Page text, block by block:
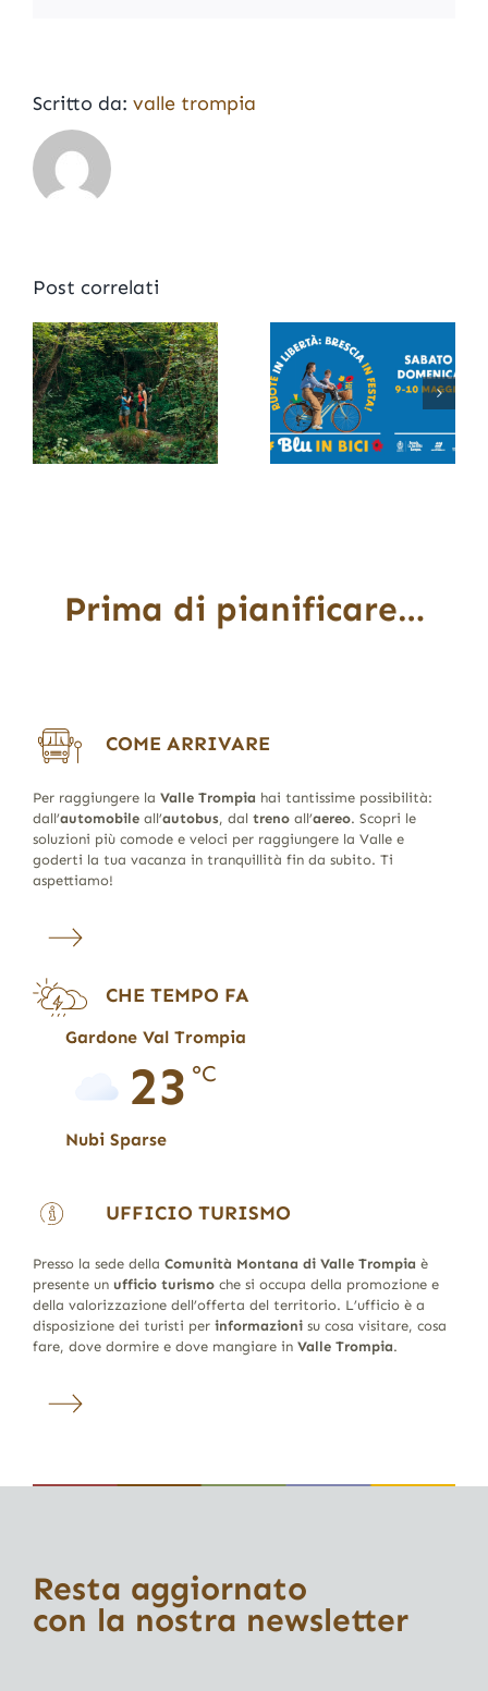
Scritto da: valle trompia
Post correlati
Prima di pianificare…
COME ARRIVARE
Per raggiungere la Valle Trompia hai tantissime possibilità:
dall’automobileall’autobus, dal trenoall’aereo. Scopri le
soluzioni più comode e veloci per raggiungere la Valle e
goderti la tua vacanza in tranquillità fin da subito. Ti
aspettiamo!
CHE TEMPO FA
Gardone Val Trompia
23 °C
Nubi Sparse
UFFICIO TURISMO
Presso la sede della Comunità Montana di Valle Trompia è
presente un ufficio turismoche si occupa della promozione e
della valorizzazione dell’offerta del territorio. L’ufficio è a
disposizione dei turisti per informazionisu cosa visitare, cosa
fare, dove dormire e dove mangiare in Valle Trompia.
Resta aggiornato
con la nostra newsletter